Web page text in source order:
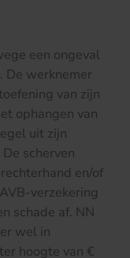
een ongeval
De werknemer
van zijn
ophangen van
uit zijn
scherven
en/of
verzekering
schade af. NN
wel in
hoogte van €